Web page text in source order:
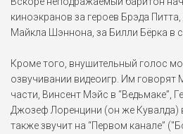
Убийство на
В ожидании
Phoenix
Battle Carnival
киноэкранов за героев Брэда
Майкла Шэннона, за Билли Бёрка в
Кроме того, внушительный голос
озвучивании видеоигр. Им говорят
части, Винсент Мэйс в “Ведьмаке”,
Джозеф Лоренцини (он же Кувалда)
также звучит на “Первом канале”